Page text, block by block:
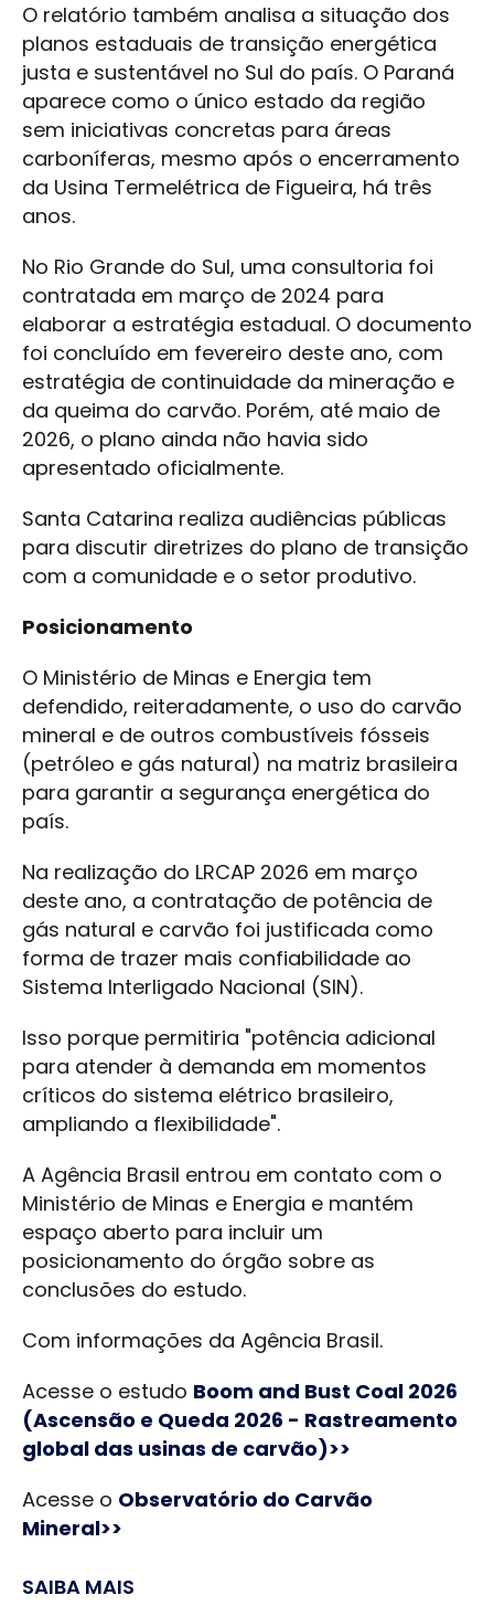
O relatório também analisa a situação dos
planos estaduais de transição energética
justa e sustentável no Sul do país. O Paraná
aparece como o único estado da região
sem iniciativas concretas para áreas
carboníferas, mesmo após o encerramento
da Usina Termelétrica de Figueira, há três
anos.
No Rio Grande do Sul, uma consultoria foi
contratada em março de 2024 para
elaborar a estratégia estadual. O documento
foi concluído em fevereiro deste ano, com
estratégia de continuidade da mineração e
da queima do carvão. Porém, até maio de
2026, o plano ainda não havia sido
apresentado oficialmente.
Santa Catarina realiza audiências públicas
para discutir diretrizes do plano de transição
com a comunidade e o setor produtivo.
Posicionamento
O Ministério de Minas e Energia tem
defendido, reiteradamente, o uso do carvão
mineral e de outros combustíveis fósseis
(petróleo e gás natural) na matriz brasileira
para garantir a segurança energética do
país.
Na realização do LRCAP 2026 em março
deste ano, a contratação de potência de
gás natural e carvão foi justificada como
forma de trazer mais confiabilidade ao
Sistema Interligado Nacional (SIN).
Isso porque permitiria "potência adicional
para atender à demanda em momentos
críticos do sistema elétrico brasileiro,
ampliando a flexibilidade".
A Agência Brasil entrou em contato com o
Ministério de Minas e Energia e mantém
espaço aberto para incluir um
posicionamento do órgão sobre as
conclusões do estudo.
Com informações da Agência Brasil.
Acesse o estudo Boom and Bust Coal 2026
(Ascensão e Queda 2026 - Rastreamento
global das usinas de carvão)>>
Acesse o Observatório do Carvão
Mineral>>
SAIBA MAIS